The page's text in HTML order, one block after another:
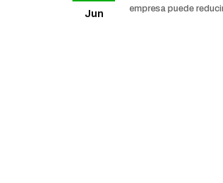
Jun
empresa puede